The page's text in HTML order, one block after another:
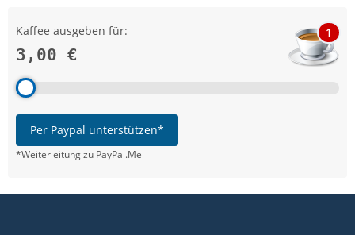
Kaffee ausgeben für:
3,00 €
1
Per Paypal unterstützen*
*Weiterleitung zu PayPal.Me